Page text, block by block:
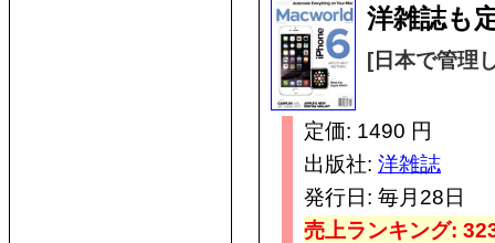
洋雑誌も
[日本で管理
定価: 1490 円
出版社: 洋雑誌
発行日: 毎月28日
売上ランキング: